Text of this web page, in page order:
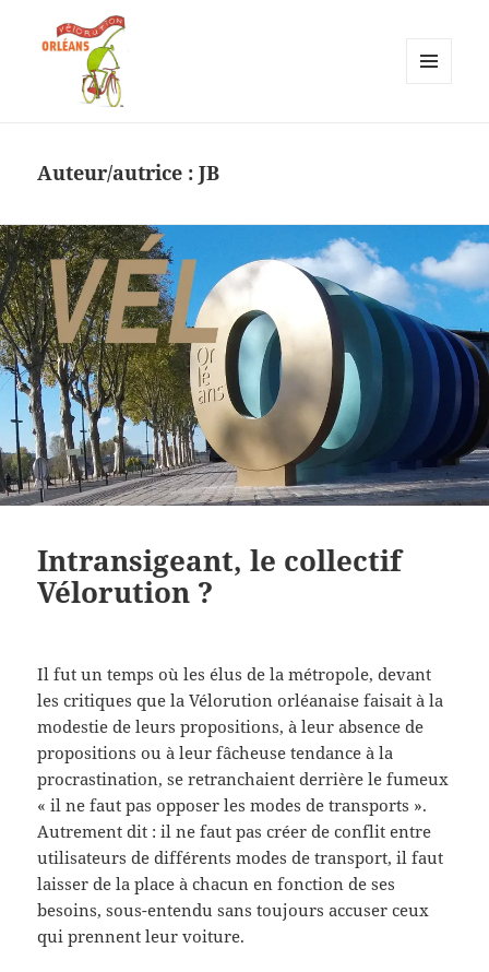
Auteur/autrice :JB
Intransigeant, le collectif
Vélorution ?
Il fut un temps où les élus de la métropole, devant
les critiques que la Vélorution orléanaise faisait à la
modestie de leurs propositions, à leur absence de
propositions ou à leur fâcheuse tendance à la
procrastination, se retranchaient derrière le fumeux
« il ne faut pas opposer les modes de transports ».
Autrement dit : il ne faut pas créer de conflit entre
utilisateurs de différents modes de transport, il faut
laisser de la place à chacun en fonction de ses
besoins, sous-entendu sans toujours accuser ceux
qui prennent leur voiture.